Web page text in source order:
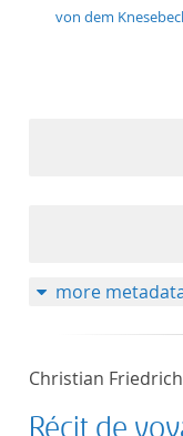
von dem
more
Christian
Récit de